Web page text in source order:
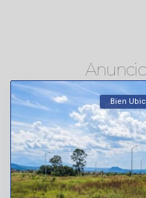
Bien